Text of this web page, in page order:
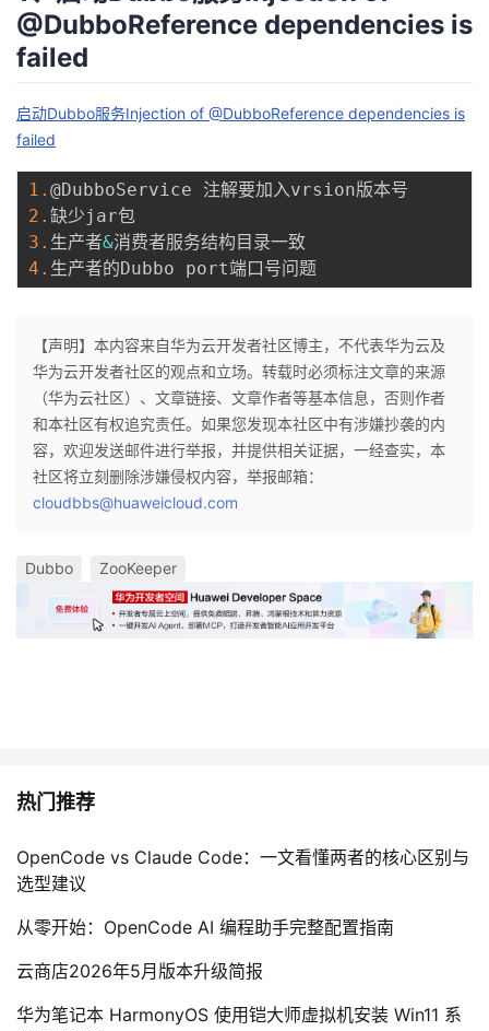
@DubboReference dependencies is
failed
启动Dubbo服务Injection of @DubboReference dependencies is
failed
1.
2.
3. 生产者&
4.
【声明】本内容来自华为云开发者社区博主，不代表华为云及
华为云开发者社区的观点和立场。转载时必须标注文章的来源
（华为云社区）、文章链接、文章作者等基本信息，否则作者
和本社区有权追究责任。如果您发现本社区中有涉嫌抄袭的内
容，欢迎发送邮件进行举报，并提供相关证据，一经查实，本
社区将立刻删除涉嫌侵权内容，举报邮箱：
cloudbbs@huaweicloud.com
Dubbo ZooKeeper
热门推荐
OpenCode vs Claude Code：一文看懂两者的核心区别与
选型建议
从零开始：OpenCode AI 编程助手完整配置指南
云商店2026年5月版本升级简报
华为笔记本 HarmonyOS 使用铠大师虚拟机安装 Win11 系